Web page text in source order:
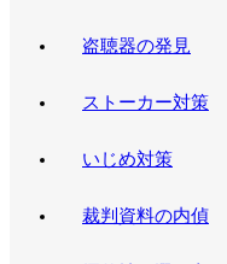
盗聴器の発見
ストーカー対策
いじめ対策
裁判資料の内偵